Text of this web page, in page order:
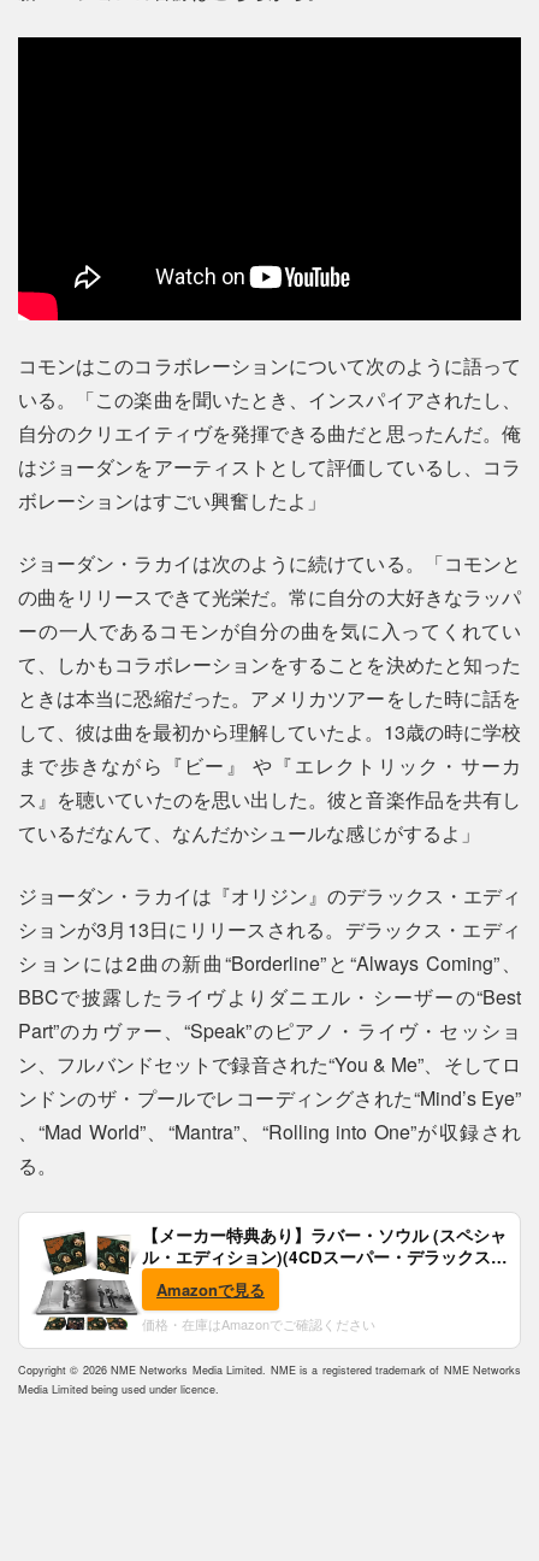
コモンはこのコラボレーションについて次のように語って
いる。「この楽曲を聞いたとき、インスパイアされたし、
自分のクリエイティヴを発揮できる曲だと思ったんだ。俺
はジョーダンをアーティストとして評価しているし、コラ
ボレーションはすごい興奮したよ」
ジョーダン・ラカイは次のように続けている。「コモンと
の曲をリリースできて光栄だ。常に自分の大好きなラッパ
ーの一人であるコモンが自分の曲を気に入ってくれてい
て、しかもコラボレーションをすることを決めたと知った
ときは本当に恐縮だった。アメリカツアーをした時に話を
して、彼は曲を最初から理解していたよ。13歳の時に学校
まで歩きながら『ビー』 や『エレクトリック・サーカ
ス』を聴いていたのを思い出した。彼と音楽作品を共有し
ているだなんて、なんだかシュールな感じがするよ」
ジョーダン・ラカイは『オリジン』のデラックス・エディ
ションが3月13日にリリースされる。デラックス・エディ
ションには2曲の新曲“Borderline”と“Always Coming”、
BBCで披露したライヴよりダニエル・シーザーの“Best
Part”のカヴァー、“Speak”のピアノ・ライヴ・セッショ
ン、フルバンドセットで録音された“You & Me”、そしてロ
ンドンのザ・プールでレコーディングされた“Mind’s Eye”
、“Mad World”、“Mantra”、“Rolling into One”が収録され
る。
【メーカー特典あり】ラバー・ソウル (スペシャ
ル・エディション)(4CDスーパー・デラックス)
(完全生産限定盤)(SHM-CD)(特典:B2ポスター付)
Amazonで見る
価格・在庫はAmazonでご確認ください
Copyright © 2026 NME Networks Media Limited. NME is a registered trademark of NME Networks
Media Limited being used under licence.